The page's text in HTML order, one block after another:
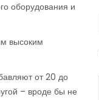
оборудования и
высоким
от 20 до
– вроде бы не